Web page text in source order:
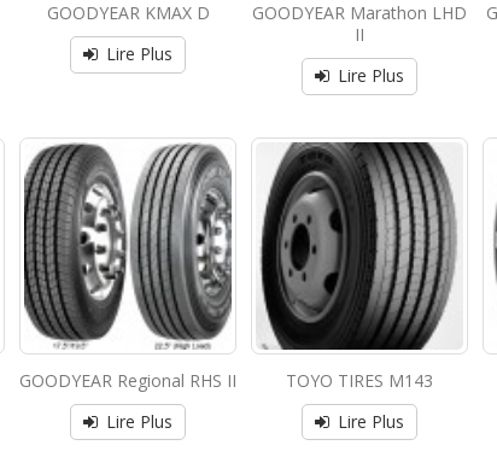
GOODYEAR KMAX D
Lire Plus
GOODYEAR Marathon LHD
II
Lire Plus
GOODYEAR Regional RHS II
Lire Plus
TOYO TIRES M143
Lire Plus